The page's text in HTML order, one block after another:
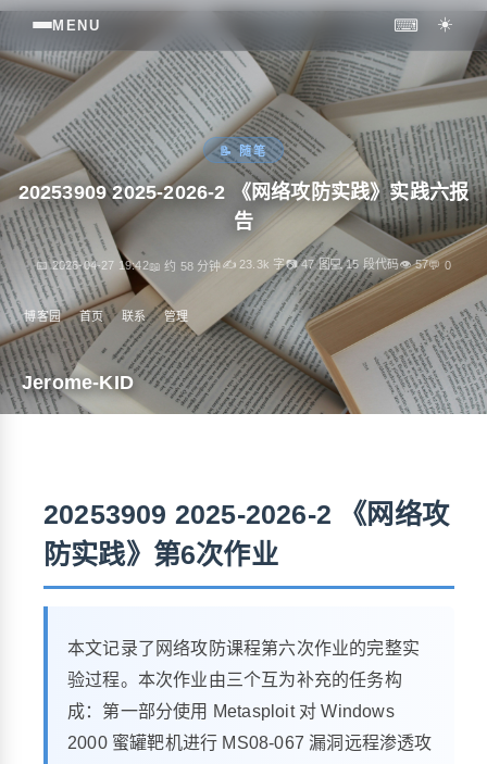
博客园 首页 联系 管理
Jerome-KID
📝 随笔
20253909 2025-2026-2 《网络攻防实践》实践六报
告
📅 2026-04-27 19:42📖 约 58 分钟✍️ 23.3k 字📷 47 图💻 15 段代码👁 57💬 0
20253909 2025-2026-2 《网络攻
防实践》第6次作业
本文记录了网络攻防课程第六次作业的完整实
验过程。本次作业由三个互为补充的任务构
成：第一部分使用 Metasploit 对 Windows
2000 蜜罐靶机进行 MS08-067 漏洞远程渗透攻
MENU ⌨ ☀️